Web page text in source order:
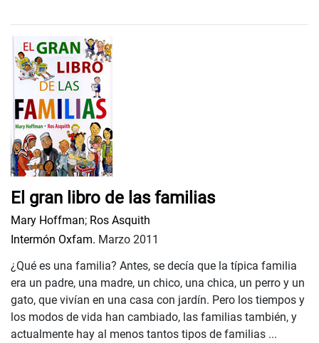
El gran libro de las familias
Mary Hoffman; Ros Asquith
Intermón Oxfam. Marzo 2011
¿Qué es una familia? Antes, se decía que la típica familia
era un padre, una madre, un chico, una chica, un perro y un
gato, que vivían en una casa con jardín. Pero los tiempos y
los modos de vida han cambiado, las familias también, y
actualmente hay al menos tantos tipos de familias ...